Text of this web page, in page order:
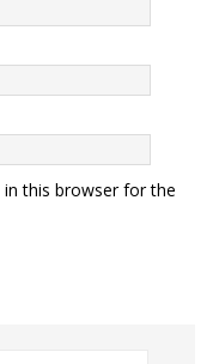
this browser for the